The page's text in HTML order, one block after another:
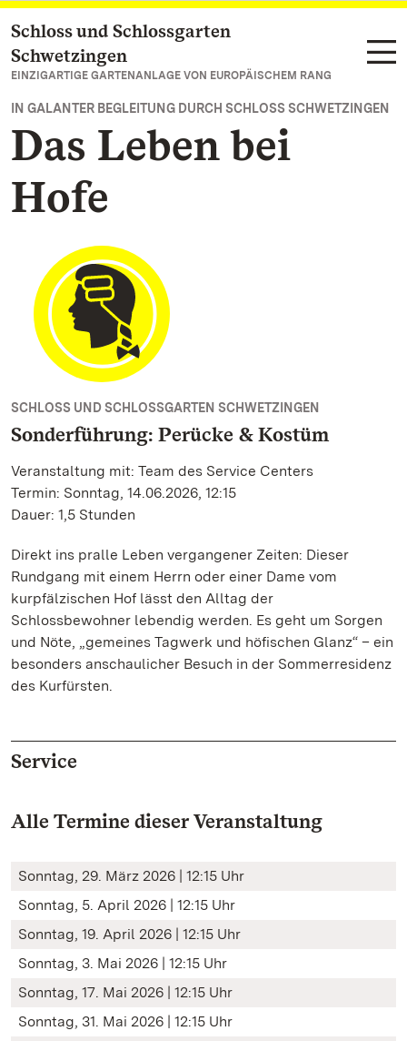
Zum Hauptinhalt springen
Schloss und Schlossgarten
Schwetzingen
EINZIGARTIGE GARTENANLAGE VON EUROPÄISCHEM RANG
IN GALANTER BEGLEITUNG DURCH SCHLOSS SCHWETZINGEN
Das Leben bei
Hofe
SCHLOSS UND SCHLOSSGARTEN SCHWETZINGEN
Sonderführung: Perücke & Kostüm
Veranstaltung mit: Team des Service Centers
Termin: Sonntag, 14.06.2026, 12:15
Dauer: 1,5 Stunden
Direkt ins pralle Leben vergangener Zeiten: Dieser
Rundgang mit einem Herrn oder einer Dame vom
kurpfälzischen Hof lässt den Alltag der
Schlossbewohner lebendig werden. Es geht um Sorgen
und Nöte, „gemeines Tagwerk und höfischen Glanz“ – ein
besonders anschaulicher Besuch in der Sommerresidenz
des Kurfürsten.
Service
Alle Termine dieser Veranstaltung
Sonntag, 29. März 2026 | 12:15 Uhr
Sonntag, 5. April 2026 | 12:15 Uhr
Sonntag, 19. April 2026 | 12:15 Uhr
Sonntag, 3. Mai 2026 | 12:15 Uhr
Sonntag, 17. Mai 2026 | 12:15 Uhr
Sonntag, 31. Mai 2026 | 12:15 Uhr